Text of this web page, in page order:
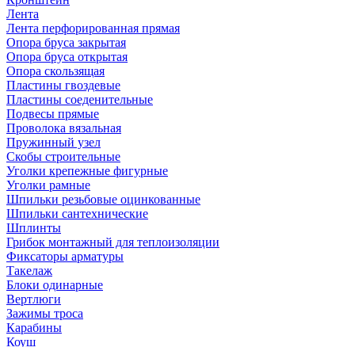
Лента
Лента перфорированная прямая
Опора бруса закрытая
Опора бруса открытая
Опора скользящая
Пластины гвоздевые
Пластины соеденительные
Подвесы прямые
Проволока вязальная
Пружинный узел
Скобы строительные
Уголки крепежные фигурные
Уголки рамные
Шпильки резьбовые оцинкованные
Шпильки сантехнические
Шплинты
Грибок монтажный для теплоизоляции
Фиксаторы арматуры
Такелаж
Блоки одинарные
Вертлюги
Зажимы троса
Карабины
Коуш